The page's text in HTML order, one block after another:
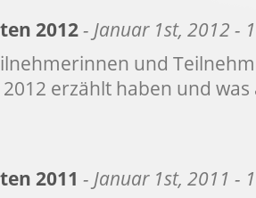
2012- Januar 1st, 2012 -
und
erzählt haben und
2011 - Januar 1st, 2011 -